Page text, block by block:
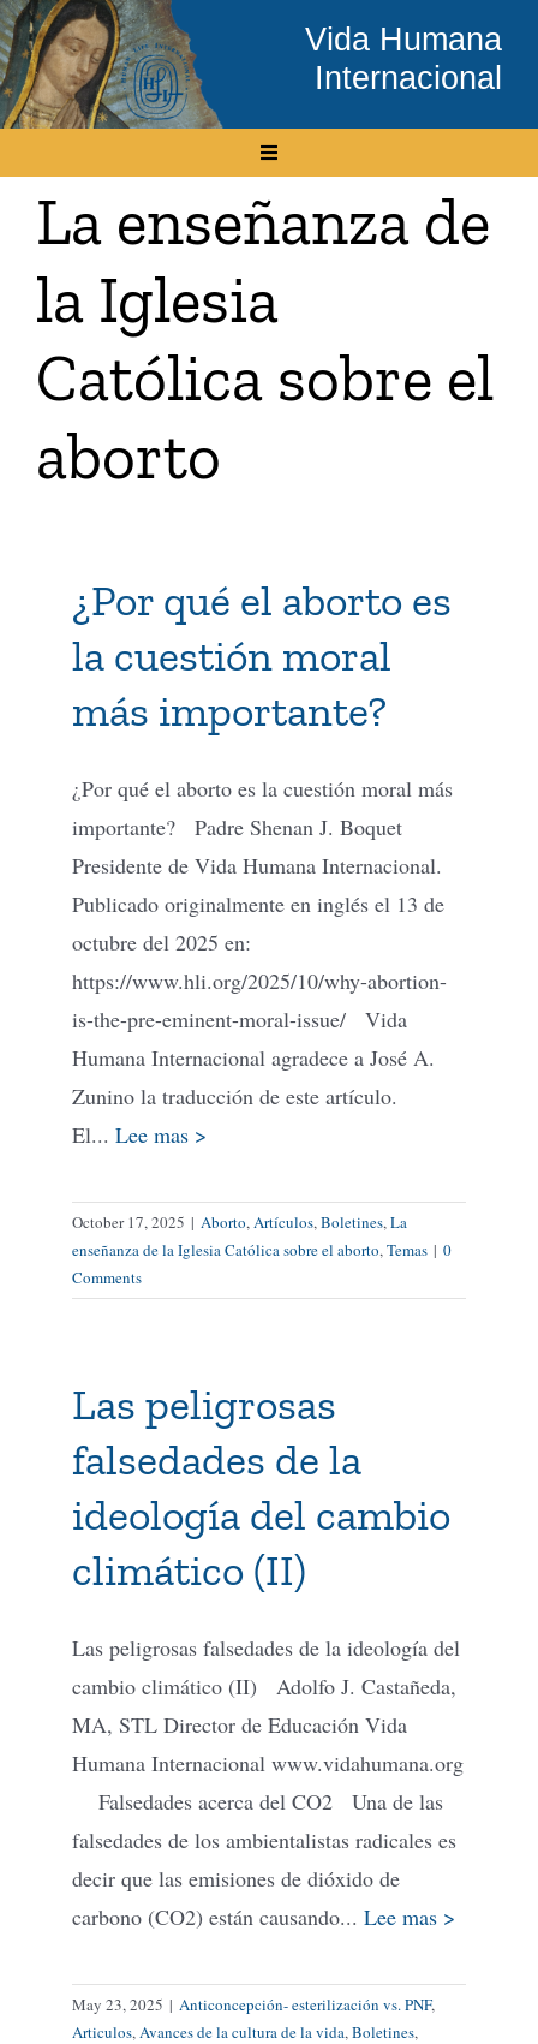
Skip
to
content
Vida Humana
Internacional
Toggle
Inicio
Conócenos
Temas
Boletín Electrónico
Tienda Virtual
La enseñanza de
la Iglesia
Católica sobre el
aborto
¿Por qué el aborto es
la cuestión moral
más importante?
¿Por qué el aborto es la cuestión moral más
importante? Padre Shenan J. Boquet
Presidente de Vida Humana Internacional.
Publicado originalmente en inglés el 13 de
octubre del 2025 en:
https://www.hli.org/2025/10/why-abortion-
is-the-pre-eminent-moral-issue/ Vida
Humana Internacional agradece a José A.
Zunino la traducción de este artículo.
El... Lee mas >
October 17, 2025 | Aborto, Artículos, Boletines, La
enseñanza de la Iglesia Católica sobre el aborto, Temas | 0
Comments
Las peligrosas
falsedades de la
ideología del cambio
climático (II)
Las peligrosas falsedades de la ideología del
cambio climático (II) Adolfo J. Castañeda,
MA, STL Director de Educación Vida
Humana Internacional www.vidahumana.org
Falsedades acerca del CO2 Una de las
falsedades de los ambientalistas radicales es
decir que las emisiones de dióxido de
carbono (CO2) están causando... Lee mas >
May 23, 2025 | Anticoncepción- esterilización vs. PNF,
Articulos, Avances de la cultura de la vida, Boletines,